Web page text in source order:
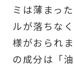
ミは薄まっ
ルが落ちな
様がおられ
の成分は「